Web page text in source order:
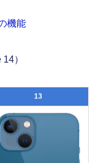
機能
）
13